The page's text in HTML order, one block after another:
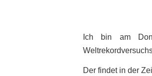
Ich bin am
Der findet in der